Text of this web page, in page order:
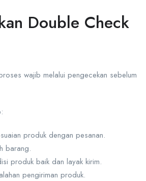
Double Check
wajib melalui pengecekan sebelum
produk dengan pesanan.
barang.
produk baik dan layak kirim.
pengiriman produk.